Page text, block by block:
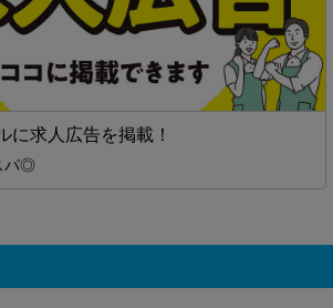
在タイ企業・製造業】